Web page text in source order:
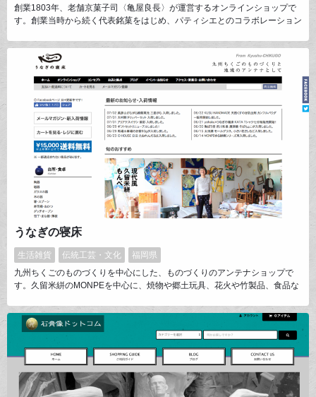
創業1803年、老舗京菓子司〈亀屋良長〉が運営するオンラインショップで
す。創業当時から続く代表銘菓をはじめ、パティシエとのコラボレーション
かしつつ、自由な発想で、見て楽しい、食べて美味しい京菓子を皆様にお届
けいたします。
うなぎの寝床
生活雑貨 伝統工芸・文化
福岡県
九州ちくごのものづくりを中心にした、ものづくりのアンテナショップで
す。久留米絣のMONPEを中心に、焼物や郷土玩具、花火や竹製品、食品な